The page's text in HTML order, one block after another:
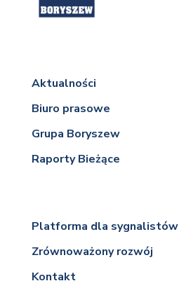
Aktualności
Biuro prasowe
Grupa Boryszew
Raporty Bieżące
Platforma dla sygnalistów
Zrównoważony rozwój
Kontakt